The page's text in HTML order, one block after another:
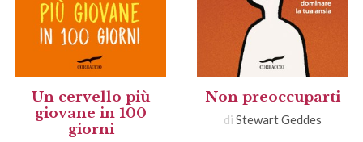
Un cervello più
giovane in 100
giorni
Non preoccuparti
di Stewart Geddes